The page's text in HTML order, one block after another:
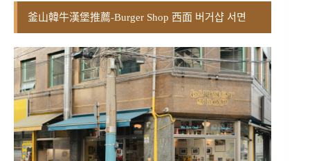
釜山韓牛漢堡推薦-Burger Shop 西面 버거샵 서면